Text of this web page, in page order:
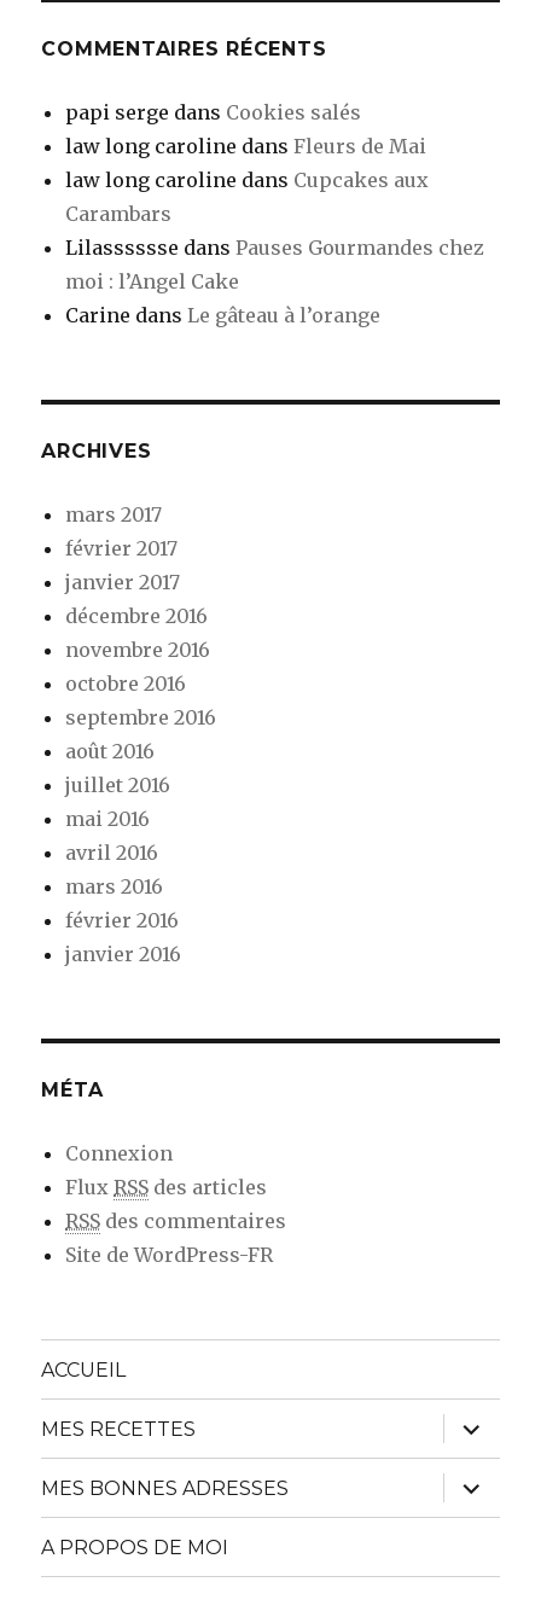
COMMENTAIRES RÉCENTS
papi serge dans Cookies salés
law long caroline dansFleurs de Mai
law long caroline dans Cupcakes aux
Carambars
Lilasssssse dansPauses Gourmandes chez
moi : l’Angel Cake
Carine dansLe gâteau à l’orange
ARCHIVES
mars 2017
février 2017
janvier 2017
décembre 2016
novembre 2016
octobre 2016
septembre 2016
août 2016
juillet 2016
mai 2016
avril 2016
mars 2016
février 2016
janvier 2016
MÉTA
Connexion
FluxRSS des articles
RSS des commentaires
Site de WordPress-FR
ACCUEIL
MES RECETTES
ouvrir
le
sous-
menu
MES BONNES ADRESSES
ouvrir
le
sous-
A PROPOS DE MOI